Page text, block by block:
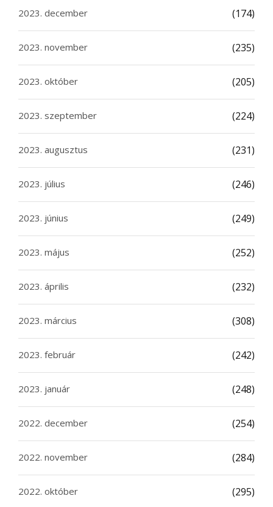
2023. december (174)
2023. november (235)
2023. október (205)
2023. szeptember (224)
2023. augusztus (231)
2023. július (246)
2023. június (249)
2023. május (252)
2023. április (232)
2023. március (308)
2023. február (242)
2023. január (248)
2022. december (254)
2022. november (284)
2022. október (295)